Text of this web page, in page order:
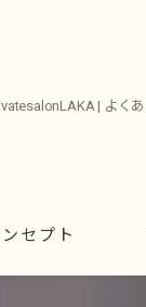
| よく
ンセプト